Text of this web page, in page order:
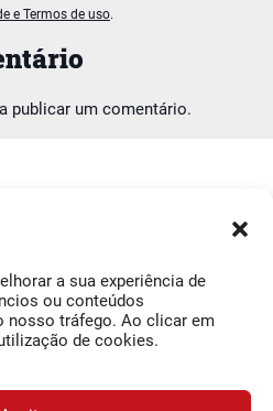
a sua experiência de
ou conteúdos
nosso tráfego. Ao clicar em
de cookies.
publicar um comentário.
e Termos de uso.
O Jornal da Bairrada
Contactos